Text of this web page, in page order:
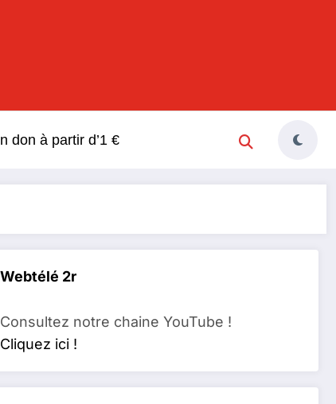
don à partir d’1 €
Webtélé 2r
Consultez notre chaine YouTube !
Cliquez ici !